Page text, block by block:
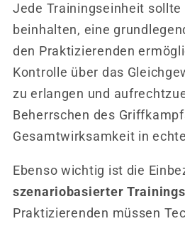
Jede Trainingseinheit sollte
beinhalten, eine
den Praktizierenden
Kontrolle über das
zu erlangen und
Beherrschen des
Gesamtwirksamkeit in
Ebenso wichtig ist die
szenariobasierter Trainings
Praktizierenden müssen